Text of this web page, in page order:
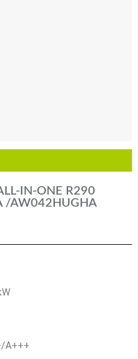
IN-ONE R290
/AW042HUGHA
A+++